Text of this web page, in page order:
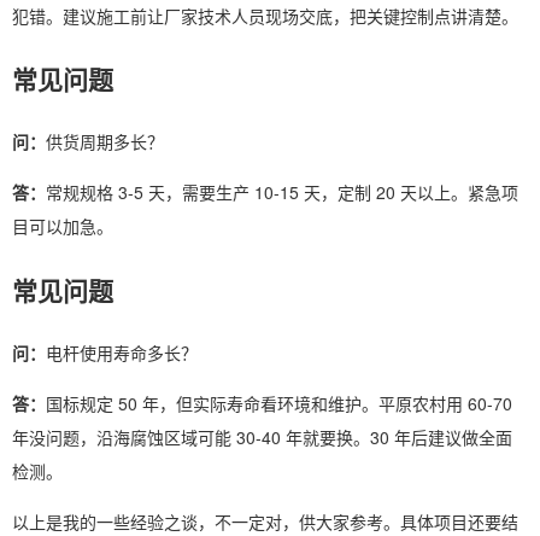
犯错。建议施工前让厂家技术人员现场交底，把关键控制点讲清楚。
常见问题
问： 供货周期多长？
答： 常规规格 3-5 天，需要生产 10-15 天，定制 20 天以上。紧急项
目可以加急。
常见问题
问： 电杆使用寿命多长？
答： 国标规定 50 年，但实际寿命看环境和维护。平原农村用 60-70
年没问题，沿海腐蚀区域可能 30-40 年就要换。30 年后建议做全面
检测。
以上是我的一些经验之谈，不一定对，供大家参考。具体项目还要结